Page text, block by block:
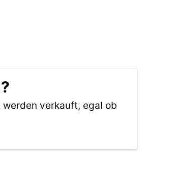
verkauft, egal ob